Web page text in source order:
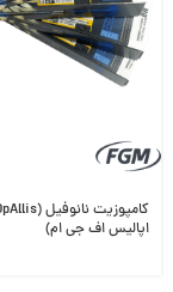
اپالیس اف جی ام)